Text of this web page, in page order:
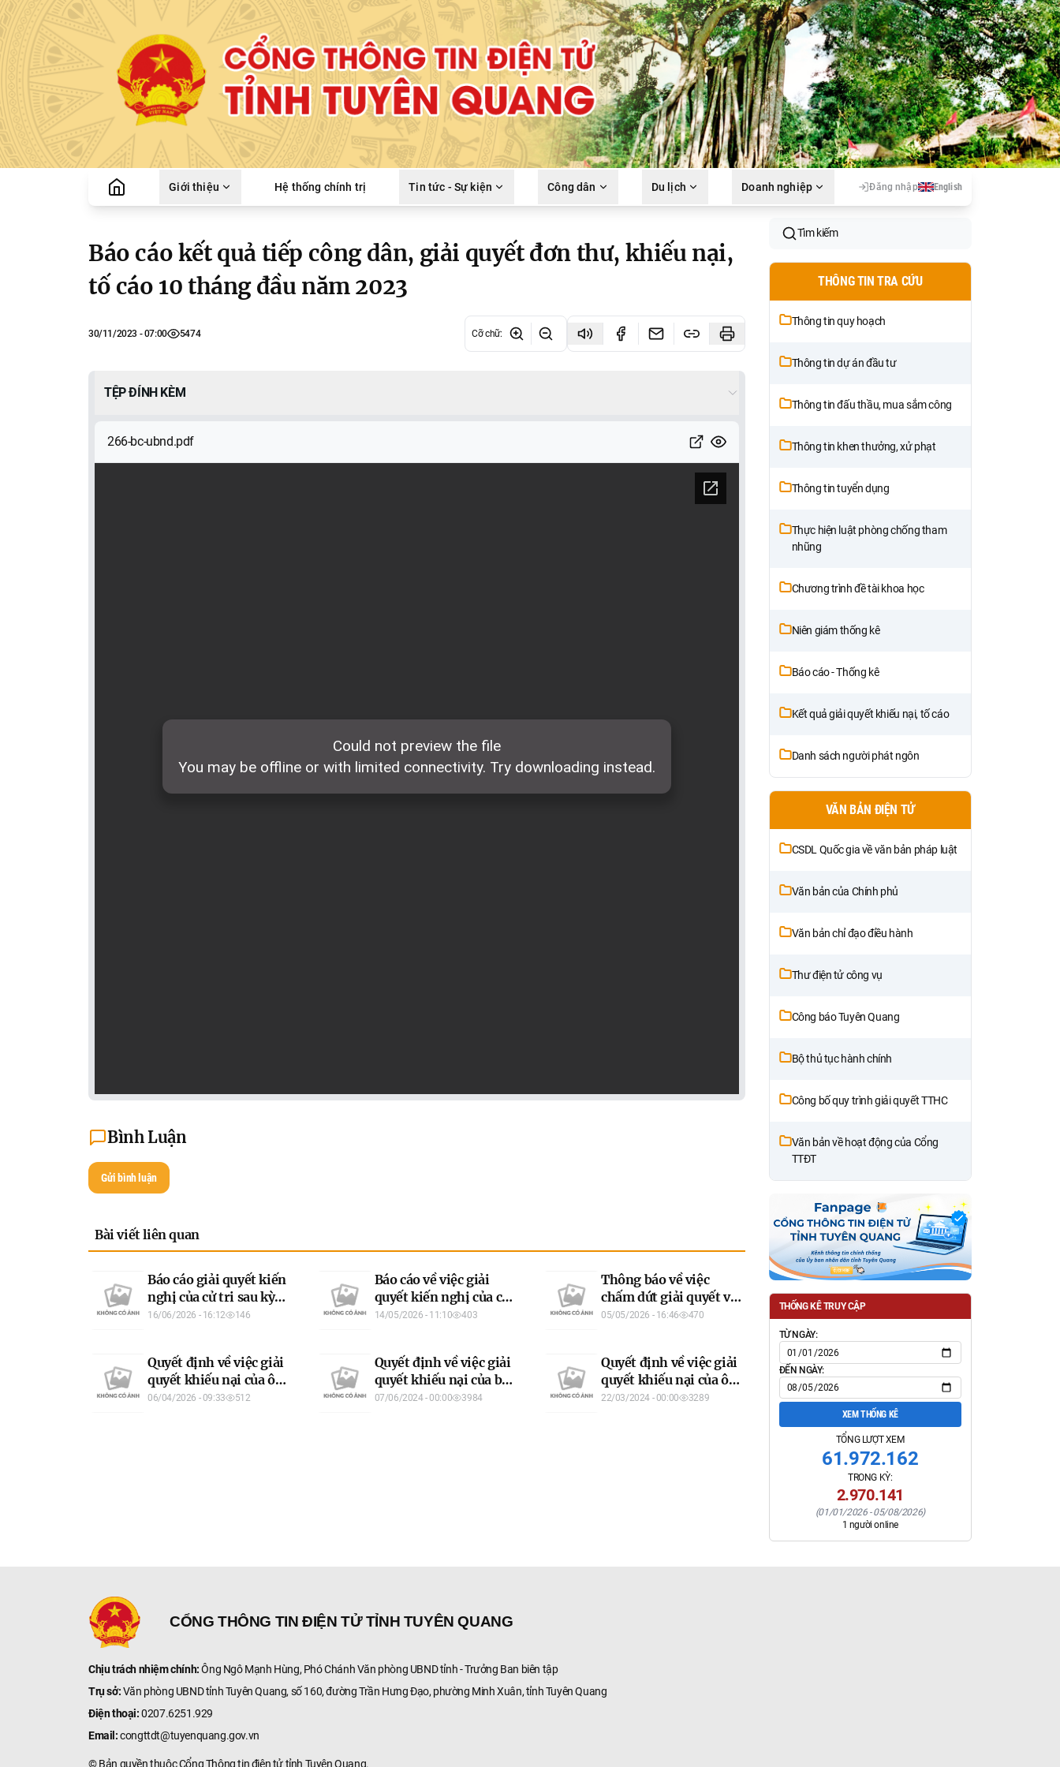
Giới thiệu Hệ thống chính trị Tin tức - Sự kiện Công dân Du lịch Doanh nghiệp Đăng nhập English
Báo cáo kết quả tiếp công dân, giải quyết đơn thư, khiếu nại,
tố cáo 10 tháng đầu năm 2023
30/11/2023 - 07:00 5474 Cỡ chữ:
TỆP ĐÍNH KÈM
266-bc-ubnd.pdf
Bình Luận
Gửi bình luận
Bài viết liên quan
Báo cáo giải quyết kiến
nghị của cử tri sau kỳ
họp thứ nhất Hội đồng
16/06/2026 - 16:12 146
Báo cáo về việc giải
quyết kiến nghị của cử
tri trước kỳ họp thứ hai
14/05/2026 - 11:10 403
Thông báo về việc
chấm dứt giải quyết vụ
việc của bà Nguyễn Thị
Minh Xuân, tỉnh Tuyên
Quang
05/05/2026 - 16:46 470
Quyết định về việc giải
quyết khiếu nại của ông
Nguyễn Mạnh Lâm,
06/04/2026 - 09:33 512
Quyết định về việc giải
quyết khiếu nại của bà
Nguyễn Thị Hạnh, tổ 9,
07/06/2024 - 00:00 3984
Quyết định về việc giải
quyết khiếu nại của ông
Trần Văn Sửu, thôn Tân
22/03/2024 - 00:00 3289
Tìm kiếm
THÔNG TIN TRA CỨU
Thông tin quy hoạch
Thông tin dự án đầu tư
Thông tin đấu thầu, mua sắm công
Thông tin khen thưởng, xử phạt
Thông tin tuyển dụng
Thực hiện luật phòng chống tham
nhũng
Chương trình đề tài khoa học
Niên giám thống kê
Báo cáo - Thống kê
Kết quả giải quyết khiếu nại, tố cáo
Danh sách người phát ngôn
VĂN BẢN ĐIỆN TỬ
CSDL Quốc gia về văn bản pháp luật
Văn bản của Chính phủ
Văn bản chỉ đạo điều hành
Thư điện tử công vụ
Công báo Tuyên Quang
Bộ thủ tục hành chính
Công bố quy trình giải quyết TTHC
Văn bản về hoạt động của Cổng
TTĐT
THỐNG KÊ TRUY CẬP
TỪ NGÀY:
ĐẾN NGÀY:
XEM THỐNG KÊ
TỔNG LƯỢT XEM
61.972.162
TRONG KỲ:
2.970.141
(01/01/2026-05/08/2026)
1 người online
CỔNG THÔNG TIN ĐIỆN TỬ TỈNH TUYÊN QUANG
Chịu trách nhiệm chính:Ông Ngô Mạnh Hùng, Phó Chánh Văn phòng UBND tỉnh - Trưởng Ban biên tập
Trụ sở:Văn phòng UBND tỉnh Tuyên Quang, số 160, đường Trần Hưng Đạo, phường Minh Xuân, tỉnh Tuyên Quang
Điện thoại:0207.6251.929
Email: congttdt@tuyenquang.gov.vn
© Bản quyền thuộc Cổng Thông tin điện tử tỉnh Tuyên Quang.